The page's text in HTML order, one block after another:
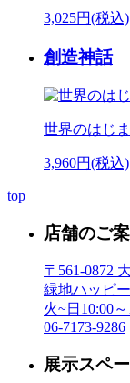
3,025円(税込)
創造神話
世界のはじ
3,960円(税込)
top
店舗のご
〒561-0872
緑地ハッピ
火~日10:00
06-7173-9286
展示スペ